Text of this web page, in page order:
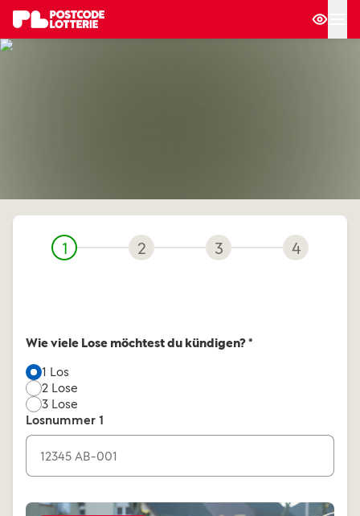
1 2 3 4
Wie viele Lose möchtest du kündigen? *
Lose Anzahl
1 Los
2 Lose
3 Lose
Losnummer 1